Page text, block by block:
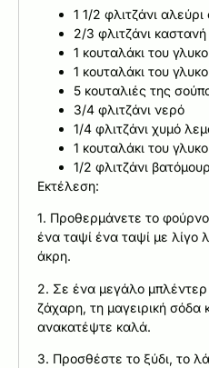
1 1/2 φλιτζάνι
2/3 φλιτζάνι
1 κουταλάκι του
1 κουταλάκι του
5 κουταλιές της
3/4 φλιτζάνι νερό
1/4 φλιτζάνι χυμό
1 κουταλάκι του
1/2 φλιτζάνι
Εκτέλεση:
1. Προθερμάνετε το
ένα ταψί ένα ταψί με λίγο
άκρη.
2. Σε ένα μεγάλο
ζάχαρη, τη μαγειρική σόδα
ανακατέψτε καλά.
3. Προσθέστε το ξύδι, το